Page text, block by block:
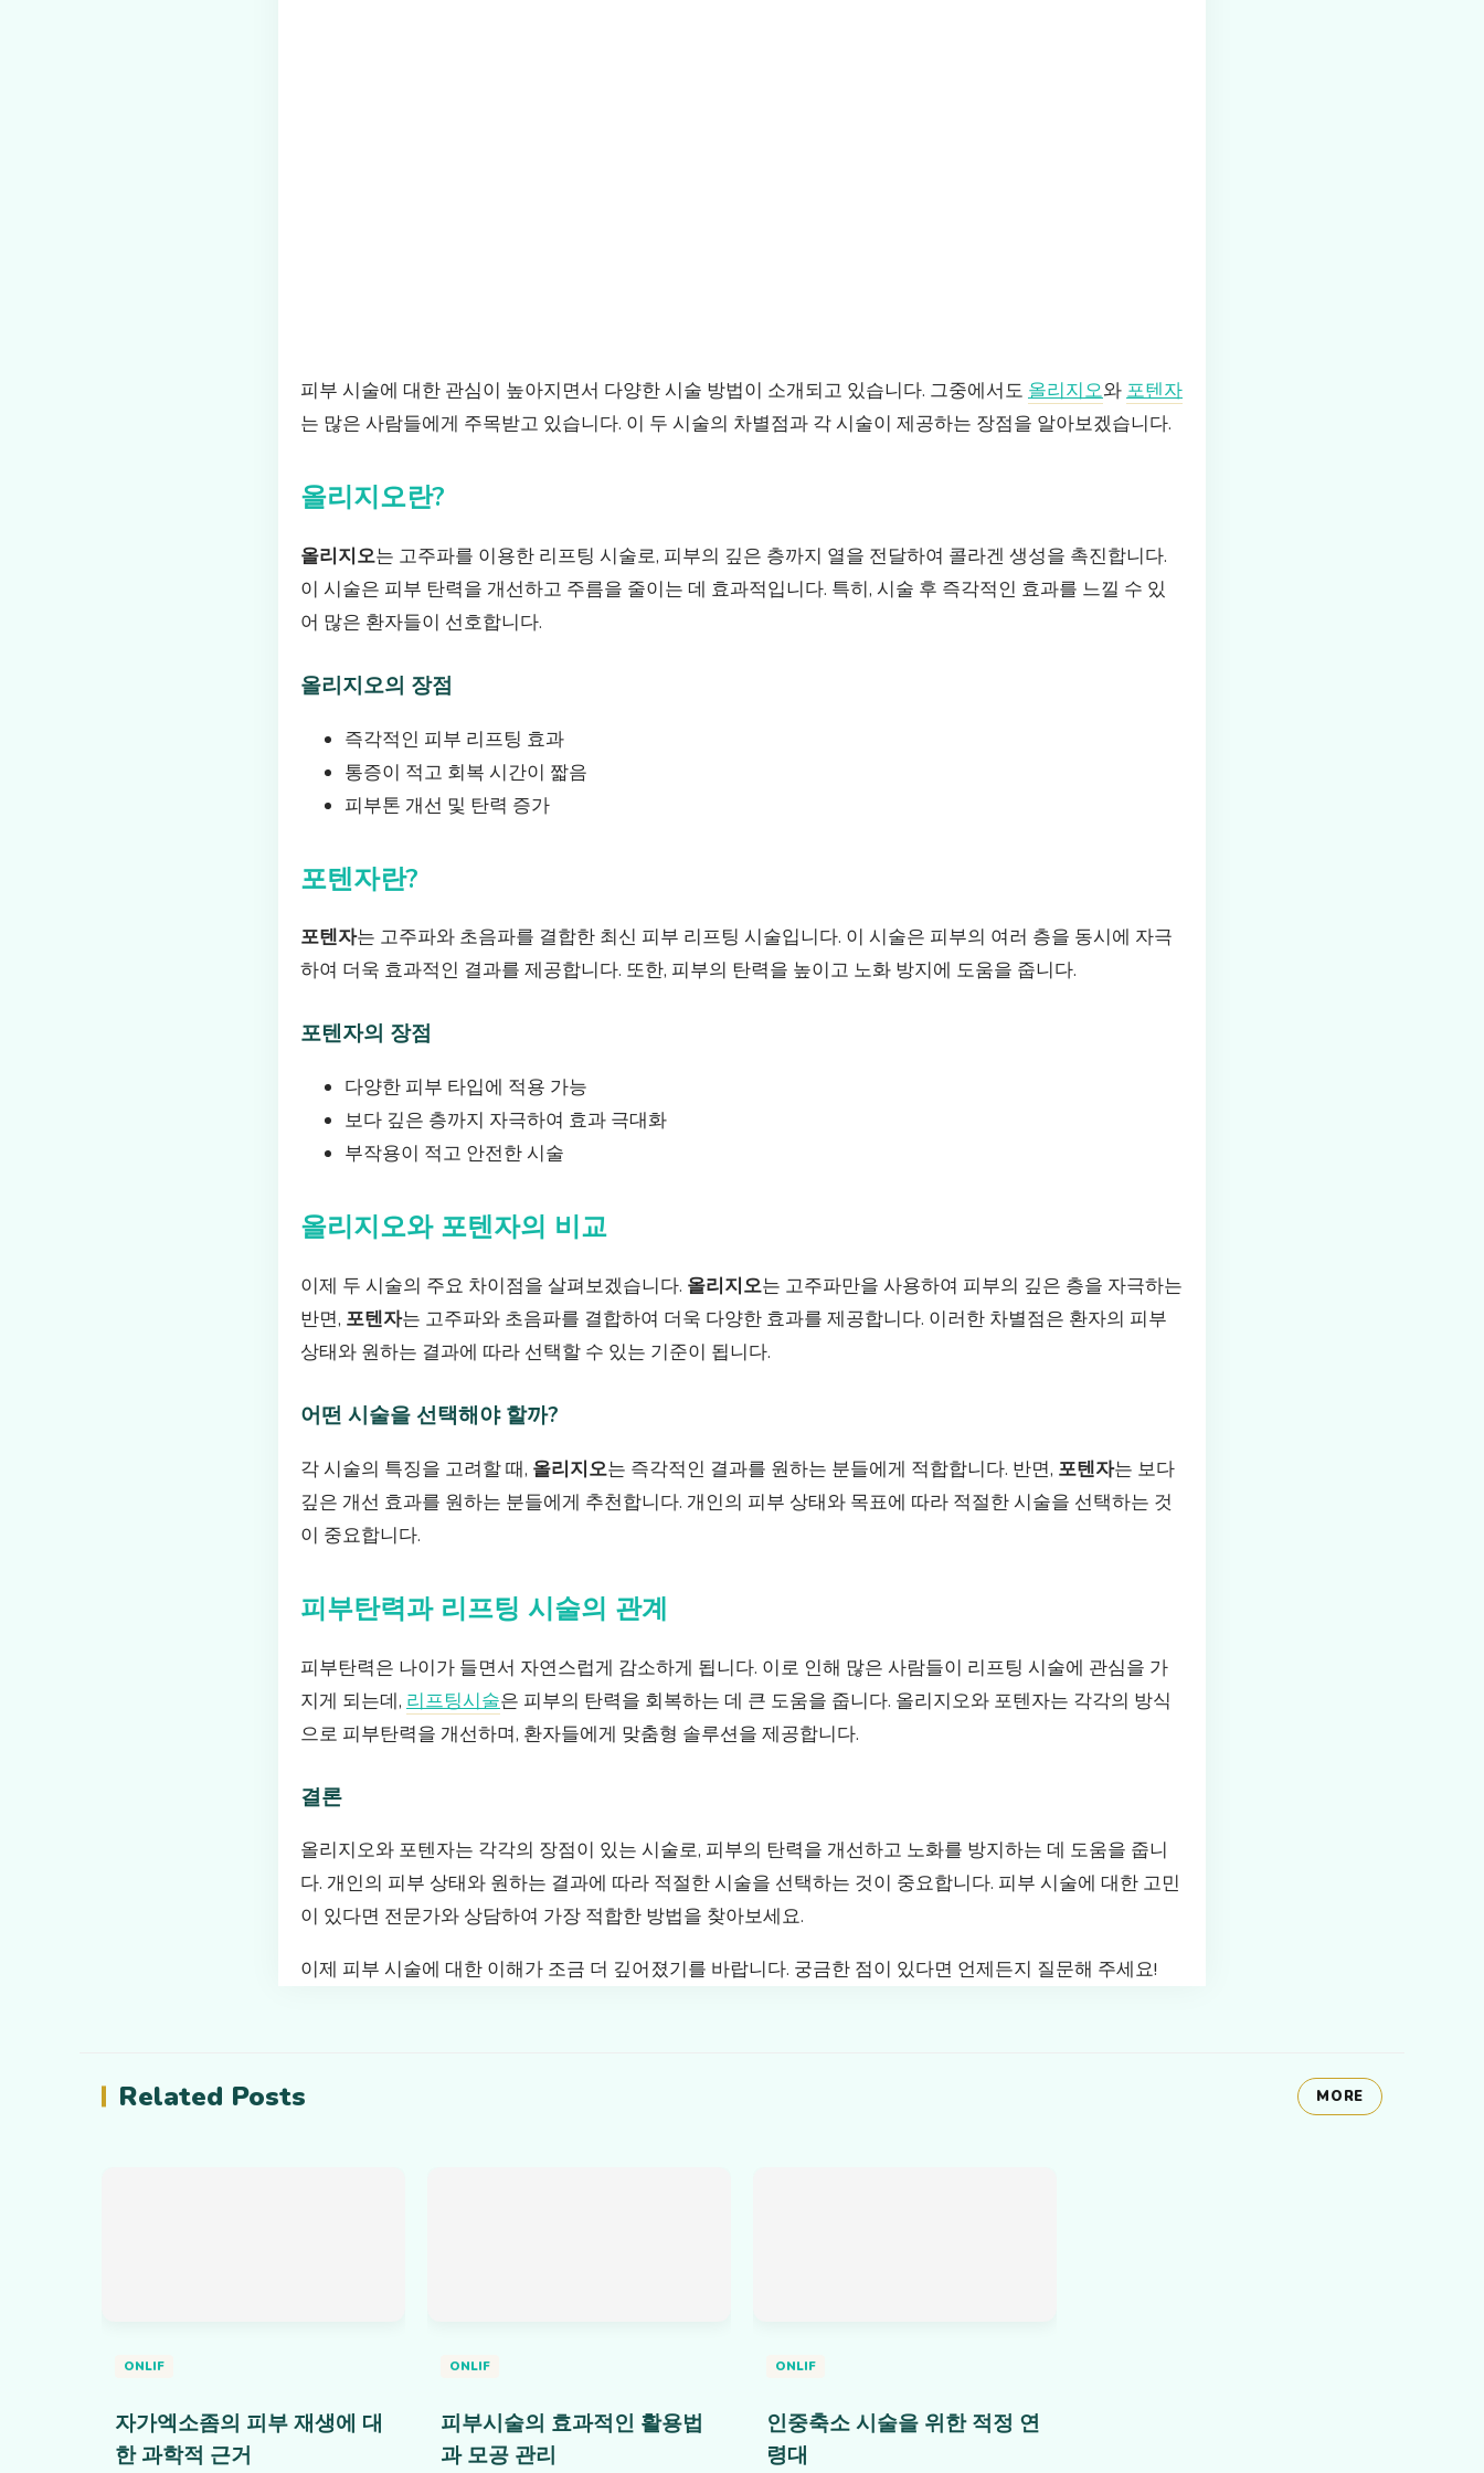
피부 시술에 대한 관심이 높아지면서 다양한 시술 방법이 소개되고 있습니다. 그중에서도 올리지오와 포텐자
는 많은 사람들에게 주목받고 있습니다. 이 두 시술의 차별점과 각 시술이 제공하는 장점을 알아보겠습니다.
올리지오란?
올리지오는 고주파를 이용한 리프팅 시술로, 피부의 깊은 층까지 열을 전달하여 콜라겐 생성을 촉진합니다.
이 시술은 피부 탄력을 개선하고 주름을 줄이는 데 효과적입니다. 특히, 시술 후 즉각적인 효과를 느낄 수 있
어 많은 환자들이 선호합니다.
올리지오의 장점
즉각적인 피부 리프팅 효과
통증이 적고 회복 시간이 짧음
피부톤 개선 및 탄력 증가
포텐자란?
포텐자는 고주파와 초음파를 결합한 최신 피부 리프팅 시술입니다. 이 시술은 피부의 여러 층을 동시에 자극
하여 더욱 효과적인 결과를 제공합니다. 또한, 피부의 탄력을 높이고 노화 방지에 도움을 줍니다.
포텐자의 장점
다양한 피부 타입에 적용 가능
보다 깊은 층까지 자극하여 효과 극대화
부작용이 적고 안전한 시술
올리지오와 포텐자의 비교
이제 두 시술의 주요 차이점을 살펴보겠습니다. 올리지오는 고주파만을 사용하여 피부의 깊은 층을 자극하는
반면, 포텐자는 고주파와 초음파를 결합하여 더욱 다양한 효과를 제공합니다. 이러한 차별점은 환자의 피부
상태와 원하는 결과에 따라 선택할 수 있는 기준이 됩니다.
어떤 시술을 선택해야 할까?
각 시술의 특징을 고려할 때, 올리지오는 즉각적인 결과를 원하는 분들에게 적합합니다. 반면, 포텐자는 보다
깊은 개선 효과를 원하는 분들에게 추천합니다. 개인의 피부 상태와 목표에 따라 적절한 시술을 선택하는 것
이 중요합니다.
피부탄력과 리프팅 시술의 관계
피부탄력은 나이가 들면서 자연스럽게 감소하게 됩니다. 이로 인해 많은 사람들이 리프팅 시술에 관심을 가
지게 되는데, 리프팅시술은 피부의 탄력을 회복하는 데 큰 도움을 줍니다. 올리지오와 포텐자는 각각의 방식
으로 피부탄력을 개선하며, 환자들에게 맞춤형 솔루션을 제공합니다.
결론
올리지오와 포텐자는 각각의 장점이 있는 시술로, 피부의 탄력을 개선하고 노화를 방지하는 데 도움을 줍니
다. 개인의 피부 상태와 원하는 결과에 따라 적절한 시술을 선택하는 것이 중요합니다. 피부 시술에 대한 고민
이 있다면 전문가와 상담하여 가장 적합한 방법을 찾아보세요.
이제 피부 시술에 대한 이해가 조금 더 깊어졌기를 바랍니다. 궁금한 점이 있다면 언제든지 질문해 주세요!
Related Posts MORE
ONLIF
자가엑소좀의 피부 재생에 대
한 과학적 근거
ONLIF
피부시술의 효과적인 활용법
과 모공 관리
ONLIF
인중축소 시술을 위한 적정 연
령대